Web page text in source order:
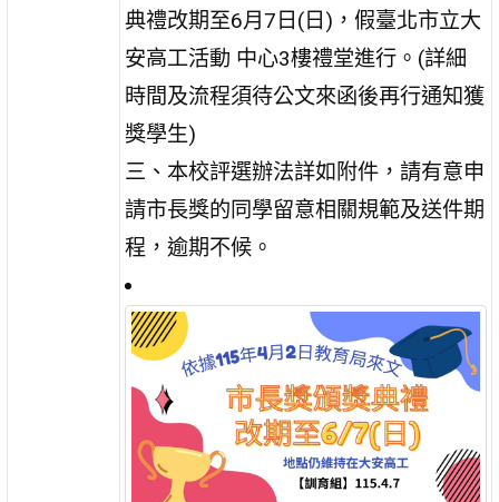
典禮改期至6月7日(日)，假臺北市立大
安高工活動 中心3樓禮堂進行。(詳細
時間及流程須待公文來函後再行通知獲
獎學生)
三、本校評選辦法詳如附件，請有意申
請市長獎的同學留意相關規範及送件期
程，逾期不候。